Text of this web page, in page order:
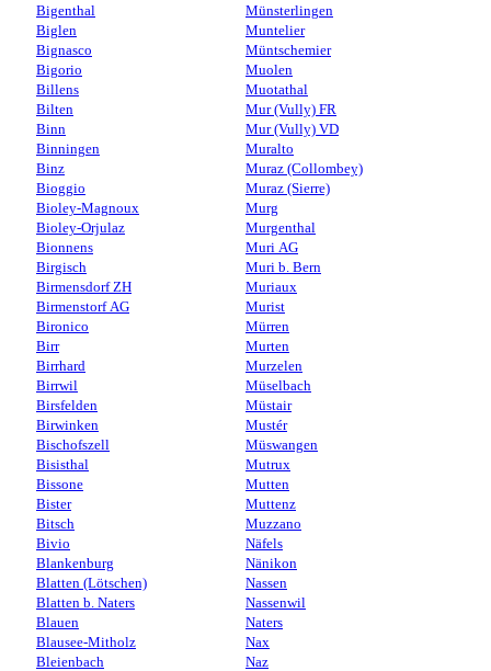
Bigenthal
Biglen
Bignasco
Bigorio
Billens
Bilten
Binn
Binningen
Binz
Bioggio
Bioley-Magnoux
Bioley-Orjulaz
Bionnens
Birgisch
Birmensdorf ZH
Birmenstorf AG
Bironico
Birr
Birrhard
Birrwil
Birsfelden
Birwinken
Bischofszell
Bisisthal
Bissone
Bister
Bitsch
Bivio
Blankenburg
Blatten (Lötschen)
Blatten b. Naters
Blauen
Blausee-Mitholz
Bleienbach
Münsterlingen
Muntelier
Müntschemier
Muolen
Muotathal
Mur (Vully) FR
Mur (Vully) VD
Muralto
Muraz (Collombey)
Muraz (Sierre)
Murg
Murgenthal
Muri AG
Muri b. Bern
Muriaux
Murist
Mürren
Murten
Murzelen
Müselbach
Müstair
Mustér
Müswangen
Mutrux
Mutten
Muttenz
Muzzano
Näfels
Nänikon
Nassen
Nassenwil
Naters
Nax
Naz